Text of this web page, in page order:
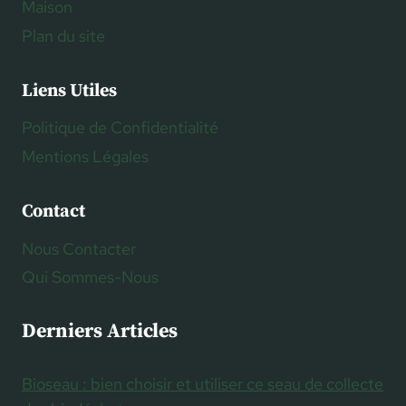
Maison
Plan du site
Liens Utiles
Politique de Confidentialité
Mentions Légales
Contact
Nous Contacter
Qui Sommes-Nous
Derniers Articles
Bioseau : bien choisir et utiliser ce seau de collecte